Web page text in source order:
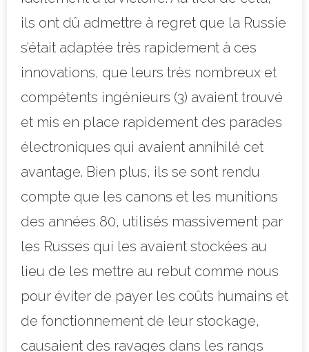
ils ont dû admettre à regret que la Russie
s’était adaptée très rapidement à ces
innovations, que leurs très nombreux et
compétents ingénieurs (3) avaient trouvé
et mis en place rapidement des parades
électroniques qui avaient annihilé cet
avantage. Bien plus, ils se sont rendu
compte que les canons et les munitions
des années 80, utilisés massivement par
les Russes qui les avaient stockées au
lieu de les mettre au rebut comme nous
pour éviter de payer les coûts humains et
de fonctionnement de leur stockage,
causaient des ravages dans les rangs